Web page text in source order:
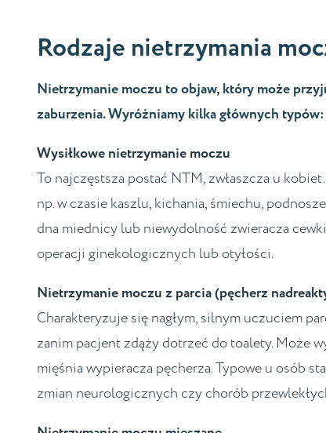
Rodzaje nietrzymania
Nietrzymanie moczu to objaw, który może
zaburzenia. Wyróżniamy kilka głównych typów:
Wysiłkowe nietrzymanie moczu
To najczęstsza postać NTM, zwłaszcza u
np. w czasie kaszlu, kichania, śmiechu,
dna miednicy lub niewydolność zwieracza
operacji ginekologicznych lub otyłości.
Nietrzymanie moczu z parcia (pęcherz
Charakteryzuje się nagłym, silnym uczuciem
zanim pacjent zdąży dotrzeć do toalety. Może
mięśnia wypieracza pęcherza. Typowe u osób
zmian neurologicznych czy chorób